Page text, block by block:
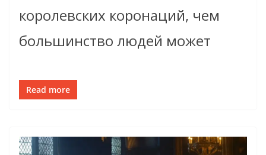
королевских коронаций, чем
большинство людей может
Read more